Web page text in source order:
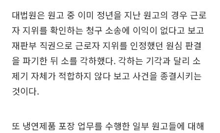
대법원은 원고 중 이미 정년을 지난 원고의 경우 근로
자 지위를 확인하는 청구 소송에 이익이 없다고 보고
재판부 직권으로 근로자 지위를 인정했던 원심 판결
을 파기한 뒤 소를 각하했다. 각하는 기각과 달리 소
제기 자체가 적합하지 않다 보고 사건을 종결시키는
것이다.
또 냉연제품 포장 업무를 수행한 일부 원고들에 대해